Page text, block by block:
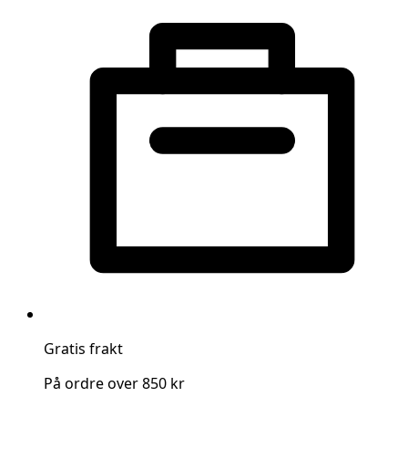
Gratis frakt
På ordre over 850 kr